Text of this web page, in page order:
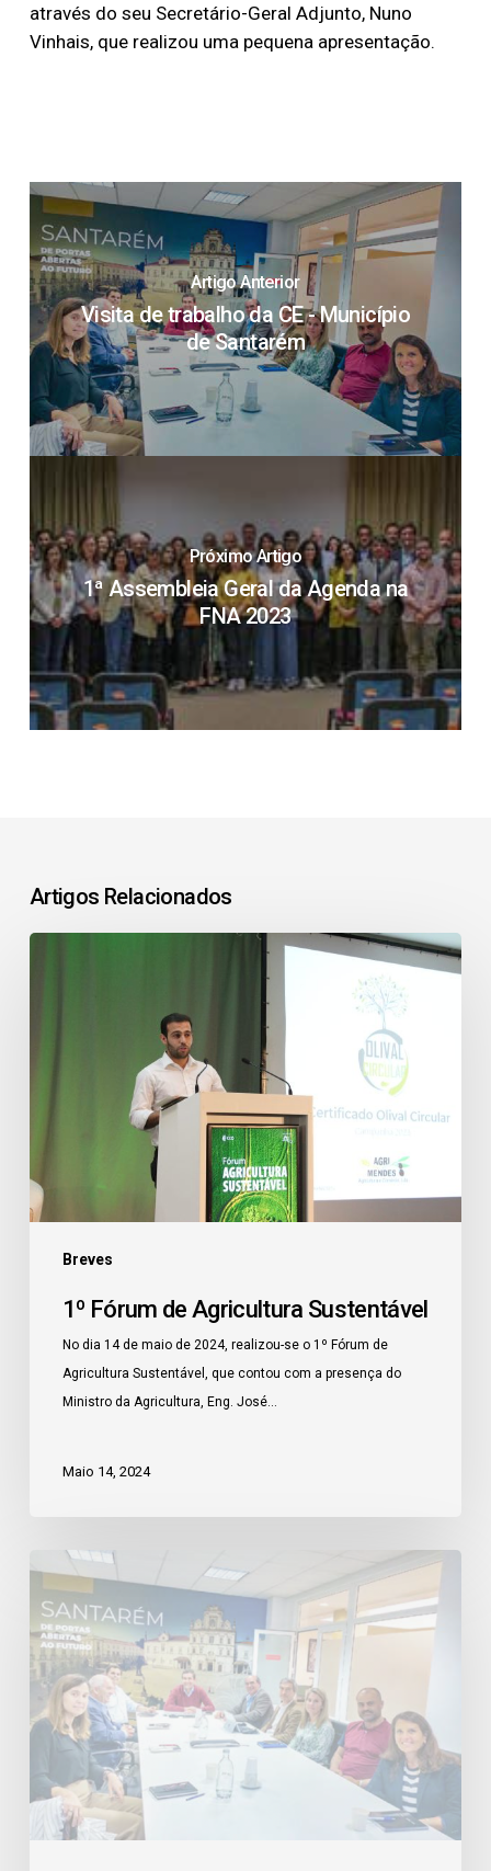
através do seu Secretário-Geral Adjunto, Nuno
Vinhais, que realizou uma pequena apresentação.
Artigo Anterior
Visita de trabalho da CE - Município
de Santarém
Próximo Artigo
1ª Assembleia Geral da Agenda na
FNA 2023
Artigos Relacionados
Breves
1º Fórum de Agricultura Sustentável
No dia 14 de maio de 2024, realizou-se o 1º Fórum de
Agricultura Sustentável, que contou com a presença do
Ministro da Agricultura, Eng. José…
Maio 14, 2024
Visita
trabalho
da
CE
Município
Santarém